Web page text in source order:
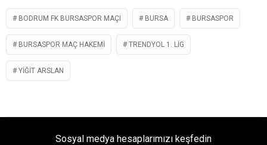
BODRUM FK BURSASPOR MAÇI BURSA BURSASPOR
BURSASPOR MAÇ HAKEMI TRENDYOL 1. LIG
YIĞIT ARSLAN
Sosyal medya hesaplarımızı keşfedin